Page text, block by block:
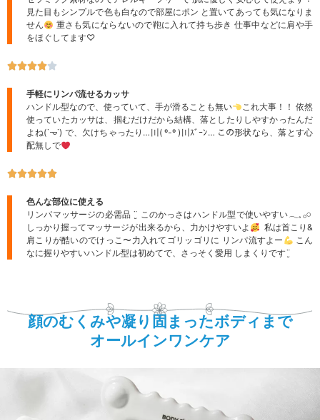
見た目もシンプルで色も白なので部屋にポン と置いてあっても気になりま
せん
重さも気にならないので鞄に入れて持ち歩き 仕事中などに肩や手
をほぐしてます♡

手軽にリンパ流せるカッサ
ハンドル型なので、使っていて、手が滑ることも無い
これ大事！！ 依然
使っていたカッサは、掴むだけだから結構、落としたりしやすかったんだ
よね(˙𐃷˙) で、欠けちゃったり…〣( º-º )〣ｽﾞｰﾝ… この形状なら、落とす心
配無しで

色んな部位に使える
リンパマッサージの必需品 ¨̮ このかっさはハンドル型で使いやすい𓂃𓈒 𓂂𓏸 
しっかり握ってマッサージが出来るから、力かけやすいよ
 私は首こり&
肩こりが酷いのでけっこ〜力入れてゴリッゴリに リンパ流すよー
こん
なに握りやすいハンドル型は初めてで、さっそく愛用 しまくりです¨̮
顔のむくみや凝り固まったボディまで
オールインワンケア